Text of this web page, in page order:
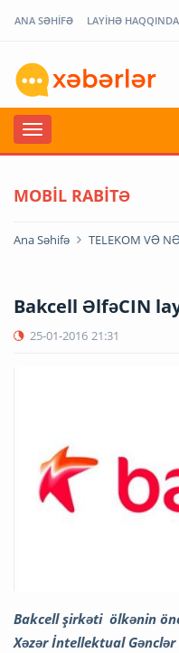
ANA SƏHİFƏ LAYİHƏ HAQQINDA
MOBİL RABİTƏ
Ana Səhifə TELEKOM VƏ
Bakcell ƏlfəCIN
25-01-2016 21:31
Bakcell şirkəti ölkənin
Xəzər İntellektual